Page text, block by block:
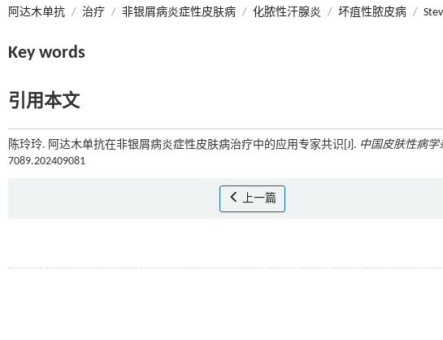
阿达木单抗 / 治疗 / 非银屑病炎症性皮肤病 / 化脓性汗腺炎 / 坏疽性脓皮病 /
Key words
引用本文
陈玲玲. 阿达木单抗在非银屑病炎症性皮肤病治疗中的应用专家共识[J]. 中国皮肤性病学
7089.202409081
上一篇